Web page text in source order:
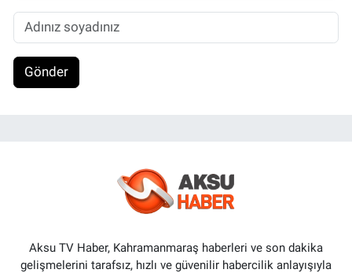
Gönder
Aksu TV Haber, Kahramanmaraş haberleri ve son dakika
gelişmelerini tarafsız, hızlı ve güvenilir habercilik anlayışıyla